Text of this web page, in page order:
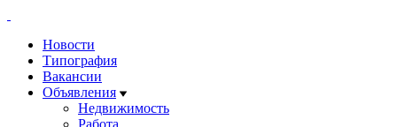
Новости
Типография
Вакансии
Объявления
Недвижимость
Работа